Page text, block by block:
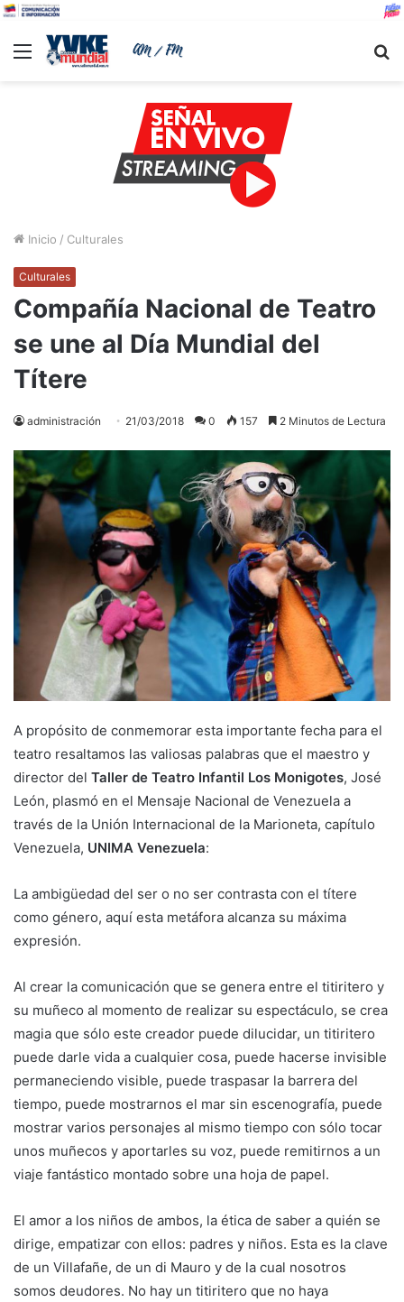
Menu
Inicio / Culturales
Culturales
Compañía Nacional de Teatro
se une al Día Mundial del
Títere
administración 21/03/2018 0 157 2 Minutos de Lectura
A propósito de conmemorar esta importante fecha para el
teatro resaltamos las valiosas palabras que el maestro y
director del Taller de Teatro Infantil Los Monigotes, José
León, plasmó en el Mensaje Nacional de Venezuela a
través de la Unión Internacional de la Marioneta, capítulo
Venezuela, UNIMA Venezuela:
La ambigüedad del ser o no ser contrasta con el títere
como género, aquí esta metáfora alcanza su máxima
expresión.
Al crear la comunicación que se genera entre el titiritero y
su muñeco al momento de realizar su espectáculo, se crea
magia que sólo este creador puede dilucidar, un titiritero
puede darle vida a cualquier cosa, puede hacerse invisible
permaneciendo visible, puede traspasar la barrera del
tiempo, puede mostrarnos el mar sin escenografía, puede
mostrar varios personajes al mismo tiempo con sólo tocar
unos muñecos y aportarles su voz, puede remitirnos a un
viaje fantástico montado sobre una hoja de papel.
El amor a los niños de ambos, la ética de saber a quién se
dirige, empatizar con ellos: padres y niños. Esta es la clave
de un Villafañe, de un di Mauro y de la cual nosotros
somos deudores. No hay un titiritero que no haya